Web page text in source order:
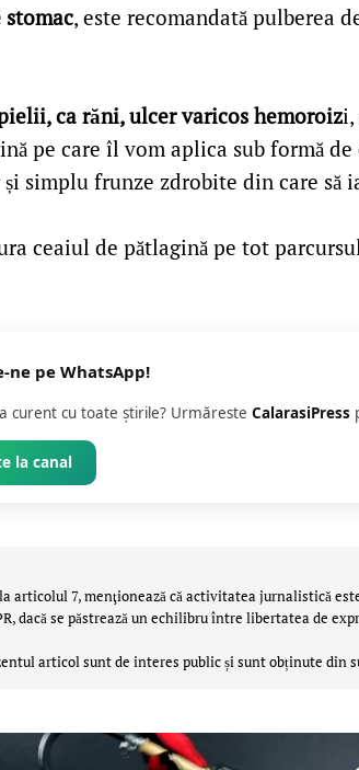
, este recomandată pulberea
ca răni, ulcer varicos hemoroizi,
pe care îl vom aplica sub formă
simplu frunze zdrobite din care să
ceaiul de pătlagină pe tot
ne pe WhatsApp!
curent cu toate știrile? Urmăreste CalarasiPress
la canal
articolul 7, menţionează că activitatea jurnalistică
dacă se păstrează un echilibru între libertatea de
articol sunt de interes public și sunt obținute din